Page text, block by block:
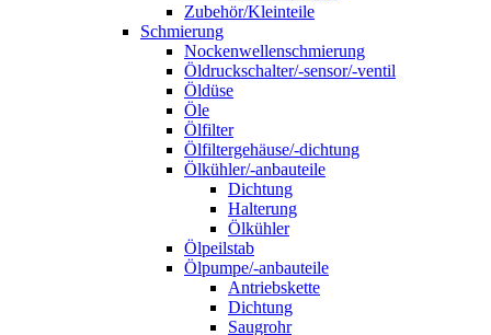
Zubehör/Kleinteile
Schmierung
Nockenwellenschmierung
Öldruckschalter/-sensor/-ventil
Öldüse
Öle
Ölfilter
Ölfiltergehäuse/-dichtung
Ölkühler/-anbauteile
Dichtung
Halterung
Ölkühler
Ölpeilstab
Ölpumpe/-anbauteile
Antriebskette
Dichtung
Saugrohr